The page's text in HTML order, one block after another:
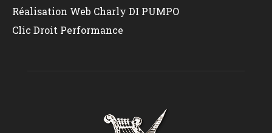
Réalisation Web Charly DI PUMPO
Clic Droit Performance